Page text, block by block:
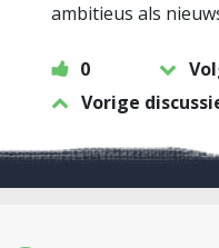
ambitieus als
0
Vorige